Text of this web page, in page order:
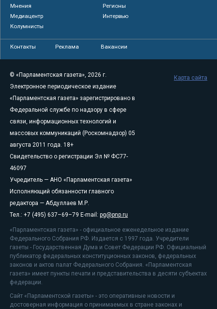
Мнения
Регионы
Медиацентр
Интервью
Колумнисты
Контакты Реклама Вакансии
© «Парламентская газета», 2026 г.
Электронное периодическое издание
«Парламентская газета» зарегистрировано в
Федеральной службе по надзору в сфере
связи, информационных технологий и
массовых коммуникаций (Роскомнадзор) 05
августа 2011 года. 18+
Свидетельство о регистрации Эл № ФС77-
46097
Учредитель — АНО «Парламентская газета»
Исполняющий обязанности главного
редактора — Абдуллаев М.Р.
Тел.: +7 (495) 637–69–79 E-mail: pg@pnp.ru
«Парламентская газета» - официальное еженедельное издание
Федерального Собрания РФ. Издается с 1997 года. Учредители
газеты - Государственная Дума и Совет Федерации РФ. Официальный
публикатор федеральных конституционных законов, федеральных
законов и актов палат Федерального Собрания. «Парламентская
газета» имеет пункты печати и представительства в десяти субъектах
федерации.
Сайт «Парламентской газеты» - это оперативные новости и
достоверная информация о принимаемых в стране законах и
Карта сайта